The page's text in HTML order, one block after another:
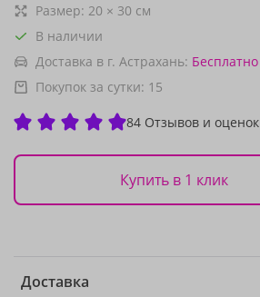
Размер: 20 × 30 см
В наличии
Доставка в г. Астрахань: Бесплатно
Покупок за сутки: 15
84 Отзывов и оценок
Купить в 1 клик
Доставка